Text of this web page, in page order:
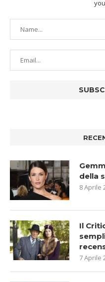
della
8 Aprile
Il
7 Aprile